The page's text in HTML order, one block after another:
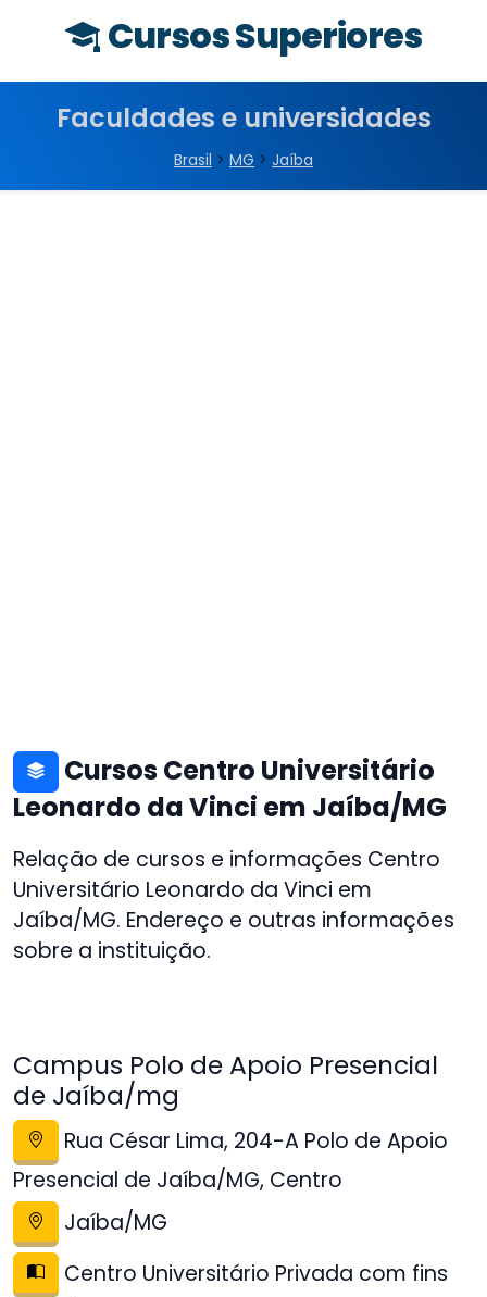
Cursos Superiores
Faculdades e universidades
Brasil > MG > Jaíba
Cursos Centro Universitário
Leonardo da Vinci em Jaíba/MG
Relação de cursos e informações Centro
Universitário Leonardo da Vinci em
Jaíba/MG. Endereço e outras informações
sobre a instituição.
Campus Polo de Apoio Presencial
de Jaíba/mg
Rua César Lima, 204-A Polo de Apoio
Presencial de Jaíba/MG, Centro
Jaíba/MG
Centro Universitário Privada com fins